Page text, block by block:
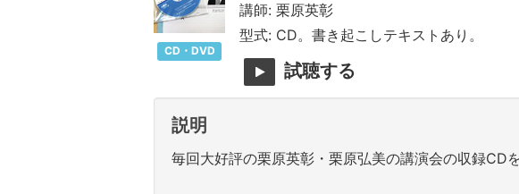
CD・DVD
講師: 栗原英彰
型式: CD。書き起こしテキストあり。
試聴する
説明
毎回大好評の栗原英彰・栗原弘美の講演会の収録CD